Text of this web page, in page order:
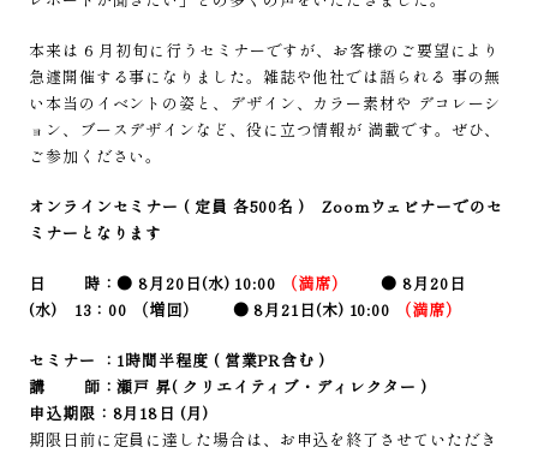
本来は 6 月初旬に行うセミナーですが、お客様のご要望により
急遽開催する事になりました。雑誌や他社では語られる 事の無
い本当のイベントの姿と、デザイン、カラー素材や デコレーシ
ョン、ブースデザインなど、役に立つ情報が 満載です。ぜひ、
ご参加ください。
オンラインセミナー ( 定員 各500名 ) Zoomウェビナーでのセ
ミナーとなります
日 時：● 8月20日(水) 10:00 （満席）● 8月20日
(水) 13：00
（増回） ● 8月21日(木) 10:00 （満席）
セミナー ：1時間半程度 ( 営業PR含む )
講 師：瀬戸 昇( クリエイティブ・ディレクター )
申込期限：8月18日 (月)
期限日前に定員に達した場合は、お申込を終了させていただき